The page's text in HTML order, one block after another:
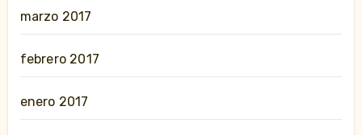
marzo 2017
febrero 2017
enero 2017